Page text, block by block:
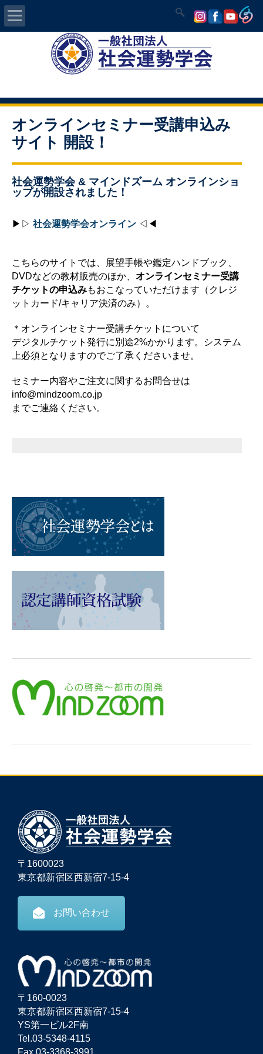
気学/易 セミナー
講師の紹介
オンラインセミナー受講申込み
サイト 開設！
社会運勢学会 & マインドズーム オンラインショ
ップが開設されました！
▶︎▷ 社会運勢学会オンライン ◁◀︎
こちらのサイトでは、展望手帳や鑑定ハンドブック、
DVDなどの教材販売のほか、 オンラインセミナー受講
チケットの申込みもおこなっていただけます（クレジ
ットカード/キャリア決済のみ）。
＊オンラインセミナー受講チケットについて
デジタルチケット発行に別途2%かかります。システム
上必須となりますのでご了承くださいませ。
セミナー内容やご注文に関するお問合せは
info@mindzoom.co.jp
までご連絡ください。
〒1600023
東京都新宿区西新宿7-15-4
お問い合わせ
〒160-0023
東京都新宿区西新宿7-15-4
YS第一ビル2F南
Tel.03-5348-4115
Fax.03-3368-3991